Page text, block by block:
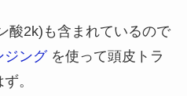
酸2k)も含まれているので
ジングを使って頭皮トラ
。